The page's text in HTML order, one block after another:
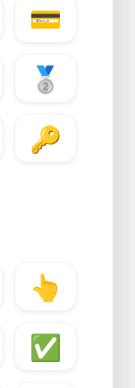
💳
🥈
🔑
👆
✅